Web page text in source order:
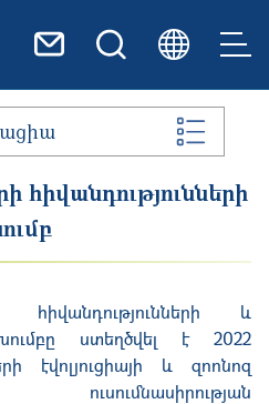
հիվանդությունների
հիվանդությունների և
ստեղծվել է 2022
էվոլյուցիայի և զոոնոզ
ուսումնասիրության